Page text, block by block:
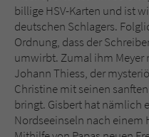
billige HSV-Karten und ist
deutschen Schlagers.
Ordnung, dass der
umwirbt. Zumal ihm Meyer
Johann Thiess, der
Christine mit seinen
bringt. Gisbert hat nämlich
Nordseeinseln nach
Zweck
Benutzer.
überprüfen.